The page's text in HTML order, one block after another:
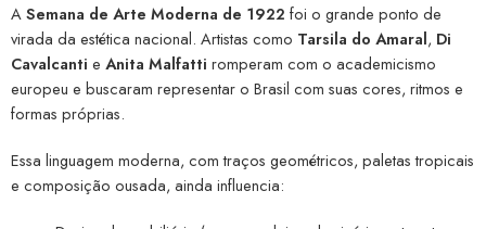
ASemana de Arte Moderna de 1922 foi o grande ponto de
virada da estética nacional. Artistas como Tarsila do Amaral, Di
Cavalcanti e Anita Malfatti romperam com o academicismo
europeu e buscaram representar o Brasil com suas cores, ritmos e
formas próprias.
Essa linguagem moderna, com traços geométricos, paletas tropicais
e composição ousada, ainda influencia: